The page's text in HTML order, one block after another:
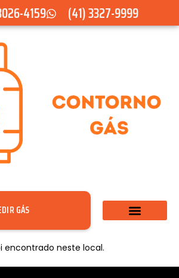
4159 (41) 3327-9999
GÁS
encontrado neste local.